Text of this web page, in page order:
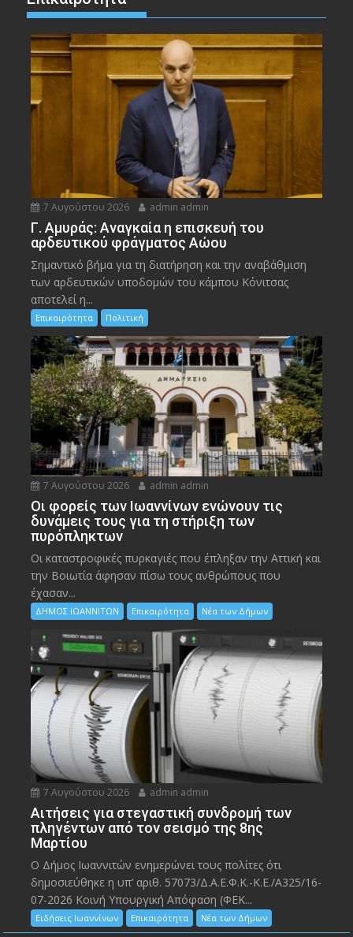
7 Αυγούστου 2026 admin admin
Γ. Αμυράς: Αναγκαία η επισκευή του
αρδευτικού φράγματος Αώου
Σημαντικό βήμα για τη διατήρηση και την αναβάθμιση
των αρδευτικών υποδομών του κάμπου Κόνιτσας
αποτελεί η...
Επικαιρότητα Πολιτική
7 Αυγούστου 2026 admin admin
Οι φορείς των Ιωαννίνων ενώνουν τις
δυνάμεις τους για τη στήριξη των
πυρόπληκτων
Οι καταστροφικές πυρκαγιές που έπληξαν την Αττική και
την Bοιωτία άφησαν πίσω τους ανθρώπους που
έχασαν...
ΔΗΜΟΣ ΙΩΑΝΝΙΤΩΝ Επικαιρότητα Νέα των Δήμων
7 Αυγούστου 2026 admin admin
Αιτήσεις για στεγαστική συνδρομή των
πληγέντων από τον σεισμό της 8ης
Μαρτίου
Ο Δήμος Ιωαννιτών ενημερώνει τους πολίτες ότι
δημοσιεύθηκε η υπ’ αριθ. 57073/Δ.Α.Ε.Φ.Κ.-Κ.Ε./Α325/16-
07-2026 Κοινή Υπουργική Απόφαση (ΦΕΚ...
Ειδήσεις Ιωαννίνων Επικαιρότητα Νέα των Δήμων